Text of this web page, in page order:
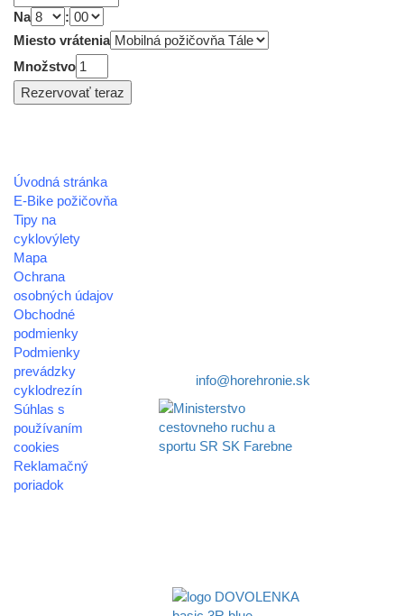
Na
:
Miesto vrátenia
Množstvo
Úvodná stránka
E-Bike požičovňa
Tipy na
cyklovýlety
Mapa
Ochrana
osobných údajov
Obchodné
podmienky
Podmienky
prevádzky
cyklodrezín
Súhlas s
používaním
cookies
Reklamačný
poriadok
info@horehronie.sk